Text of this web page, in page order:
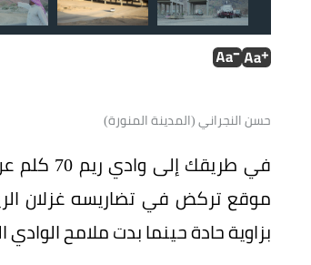
حسن النجراني (المدينة المنورة)
في
موقع تركض في تضاريسه غزلان
بزاوية حادة حينما بدت ملامح الوادي الذي يقطنه نحو 10